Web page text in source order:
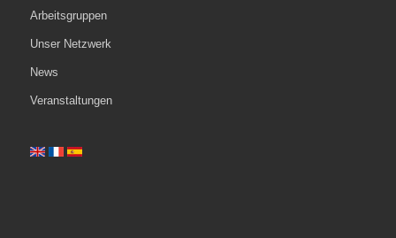
Arbeitsgruppen
Unser Netzwerk
News
Veranstaltungen